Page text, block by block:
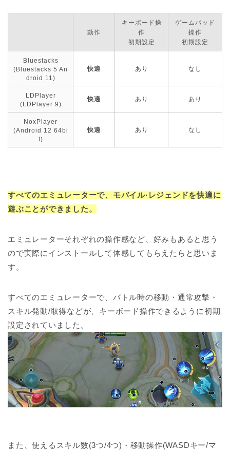
動作
キーボード操
作
初期設定
ゲームパッド
操作
初期設定
Bluestacks
(Bluestacks 5 An
droid 11)
快適 あり なし
LDPlayer
(LDPlayer 9)
快適 あり あり
NoxPlayer
(Android 12 64bi
t)
快適 あり なし
すべてのエミュレーターで、モバイル·レジェンドを快適に
遊ぶことができました。
エミュレーターそれぞれの操作感など、好みもあると思う
ので実際にインストールして体感してもらえたらと思いま
す。
すべてのエミュレーターで、バトル時の移動・通常攻撃・
スキル発動/取得などが、キーボード操作できるように初期
設定されていました。
また、使えるスキル数(3つ/4つ)・移動操作(WASDキー/マ